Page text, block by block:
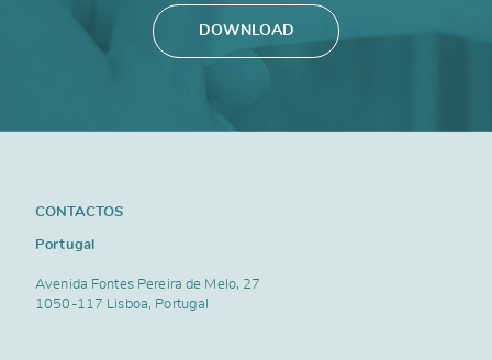
DOWNLOAD
CONTACTOS
Portugal
Avenida Fontes Pereira de Melo, 27
1050-117 Lisboa, Portugal